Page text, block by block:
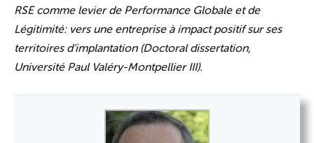
RSE comme levier de Performance Globale et de
Légitimité: vers une entreprise à impact positif sur ses
territoires d’implantation (Doctoral dissertation,
Université Paul Valéry-Montpellier III).